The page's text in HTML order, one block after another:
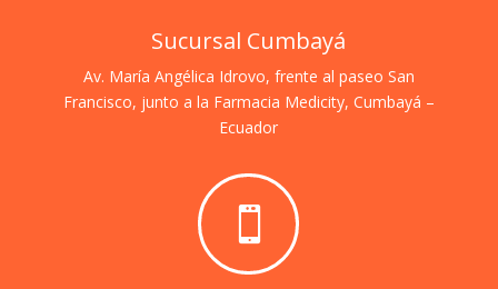
Sucursal Cumbayá
Av. María Angélica Idrovo, frente al paseo San
Francisco, junto a la Farmacia Medicity, Cumbayá –
Ecuador
